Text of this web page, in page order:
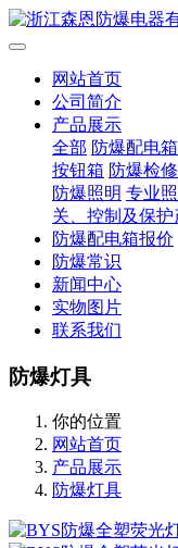
网站首页
公司简介
产品展示
全部 防爆配电箱
按钮箱 防爆检
防爆照明 专业
关、控制及保护
防爆配电箱报价
防爆常识
新闻中心
实物图片
联系我们
防爆灯具
你的位置
网站首页
产品展示
防爆灯具